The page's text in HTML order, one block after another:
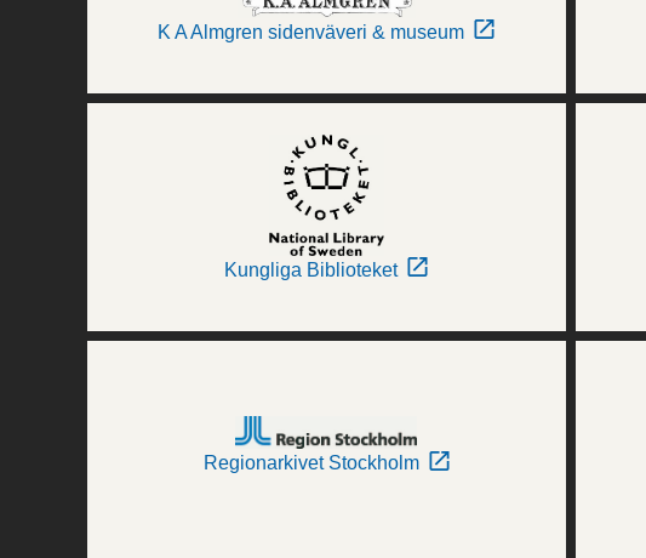
K A Almgren sidenväveri & museum
Kungliga Biblioteket
Regionarkivet Stockholm